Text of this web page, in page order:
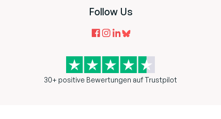
Follow Us
30+ positive Bewertungen auf Trustpilot